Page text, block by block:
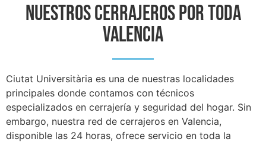
NUESTROS CERRAJEROS POR TODA
VALENCIA
Ciutat Universitària es una de nuestras localidades
principales donde contamos con técnicos
especializados en cerrajería y seguridad del hogar. Sin
embargo, nuestra red de cerrajeros en Valencia,
disponible las 24 horas, ofrece servicio en toda la